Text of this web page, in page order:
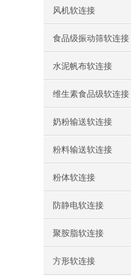
风机软连接
食品级振动筛软连接
水泥帆布软连接
维生素食品级软连接
奶粉输送软连接
粉料输送软连接
粉体软连接
防静电软连接
聚胺脂软连接
方形软连接